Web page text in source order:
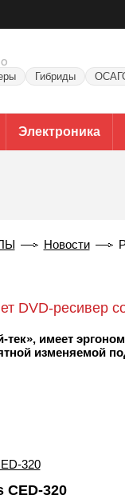
Гибриды
Электроника
Новости
DVD-ресивер
тек», имеет
изменяемой
CED-320
320